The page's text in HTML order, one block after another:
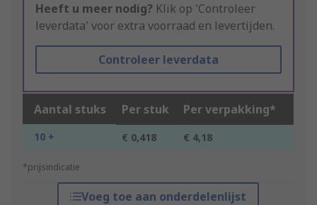
Heeft u meer nodig? Klik op 'Controleer
leverdata' voor extra voorraad en levertijden.
Controleer leverdata
Aantal stuks Per stuk Per verpakking*
10 + € 0,418 € 4,18
*prijsindicatie
Voeg toe aan onderdelenlijst